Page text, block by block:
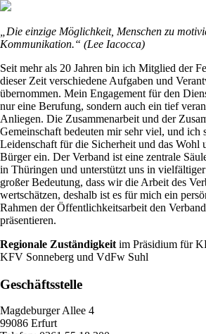
„Die einzige Möglichkeit, Menschen zu
Kommunikation.“ (Lee Iacocca)
Seit mehr als 20 Jahren bin ich Mitglied der
dieser Zeit verschiedene Aufgaben und
übernommen. Mein Engagement für den
nur eine Berufung, sondern auch ein tief
Anliegen. Die Zusammenarbeit und der
Gemeinschaft bedeuten mir sehr viel, und ich
Leidenschaft für die Sicherheit und das Wohl
Bürger ein. Der Verband ist eine zentrale
in Thüringen und unterstützt uns in
großer Bedeutung, dass wir die Arbeit des
wertschätzen, deshalb ist es für mich ein
Rahmen der Öffentlichkeitsarbeit den
präsentieren.
Regionale Zuständigkeit im Präsidium für
KFV Sonneberg und VdFw Suhl
Geschäftsstelle
Magdeburger Allee 4
99086 Erfurt